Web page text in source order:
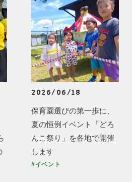
2026/06/18
保育園選びの第一歩に、
夏の恒例イベント「どろ
んこ祭り」を各地で開催
します
#イベント